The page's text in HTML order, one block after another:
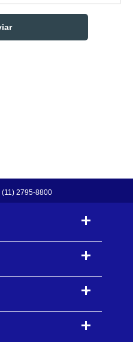
(11) 2795-8800
-
-